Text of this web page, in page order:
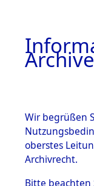
Wir begrüßen
oberstes
Archivrecht.
Bitte beachten